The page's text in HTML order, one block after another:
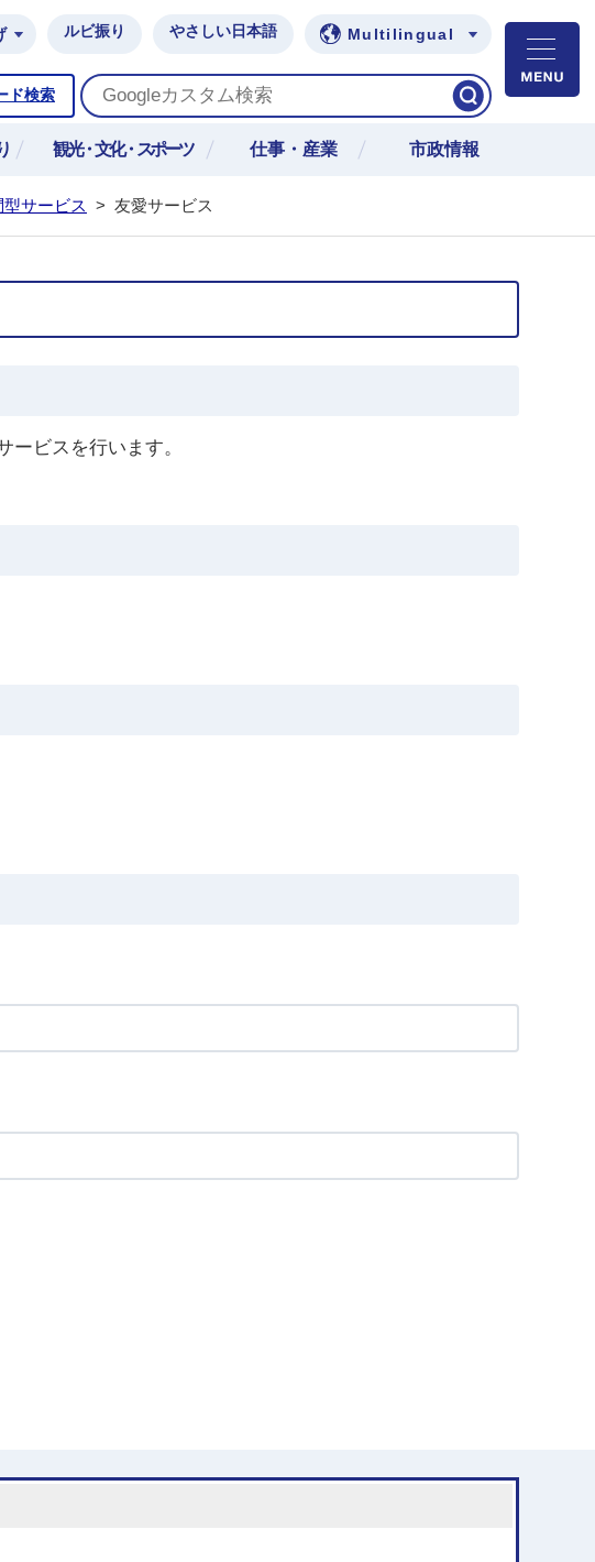
ルビ振り やさしい日本語 Multilingual
ド検索
観光・文化・スポーツ 仕事・産業 市政情報
型サービス > 友愛サービス
ービスを行います。